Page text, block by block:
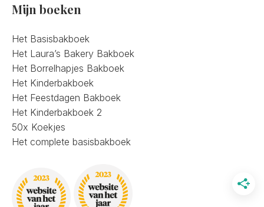
Mijn boeken
Het Basisbakboek
Het Laura’s Bakery Bakboek
Het Borrelhapjes Bakboek
Het Kinderbakboek
Het Feestdagen Bakboek
Het Kinderbakboek 2
50x Koekjes
Het complete basisbakboek